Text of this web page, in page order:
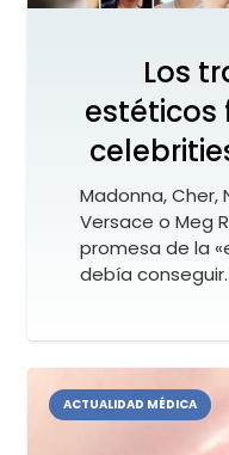
Los
estéticos
Madonna, Cher,
Versace o Meg
promesa de la
debía
ACTUALIDAD MÉDICA